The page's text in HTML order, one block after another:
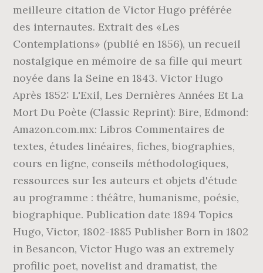
meilleure citation de Victor Hugo préférée
des internautes. Extrait des «Les
Contemplations» (publié en 1856), un recueil
nostalgique en mémoire de sa fille qui meurt
noyée dans la Seine en 1843. Victor Hugo
Après 1852: L'Exil, Les Dernières Années Et La
Mort Du Poète (Classic Reprint): Bire, Edmond:
Amazon.com.mx: Libros Commentaires de
textes, études linéaires, fiches, biographies,
cours en ligne, conseils méthodologiques,
ressources sur les auteurs et objets d'étude
au programme : théâtre, humanisme, poésie,
biographique. Publication date 1894 Topics
Hugo, Victor, 1802-1885 Publisher Born in 1802
in Besancon, Victor Hugo was an extremely
profilic poet, novelist and dramatist, the